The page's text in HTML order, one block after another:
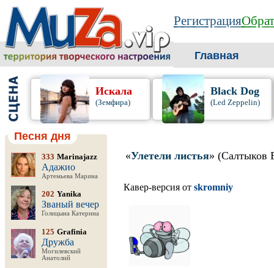
Регистрация
Главная
Искала
(Земфира)
Black Dog
(Led Zeppelin)
Песня дня
333 Marinajazz
Адажио
Артемьева Марина
202 Yanika
Званый вечер
Голицына Катерина
125 Grafinia
Дружба
Могилевский
Анатолий
«Улетели листья» (Салтыков
Кавер-версия от skromniy